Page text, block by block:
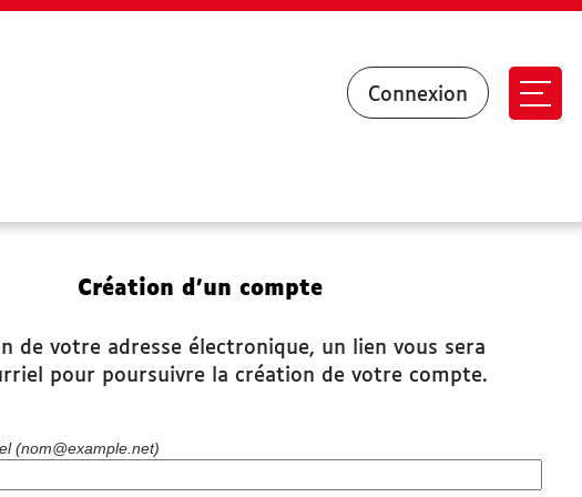
Connexion
Création d’un compte
de votre adresse électronique, un lien vous sera
pour poursuivre la création de votre compte.
(nom@example.net)